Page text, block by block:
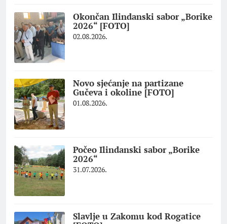
Okončan Ilindanski sabor „Borike
2026“ [FOTO]
02.08.2026.
Novo sjećanje na partizane
Gučeva i okoline [FOTO]
01.08.2026.
Počeo Ilindanski sabor „Borike
2026“
31.07.2026.
Slavlje u Zakomu kod Rogatice